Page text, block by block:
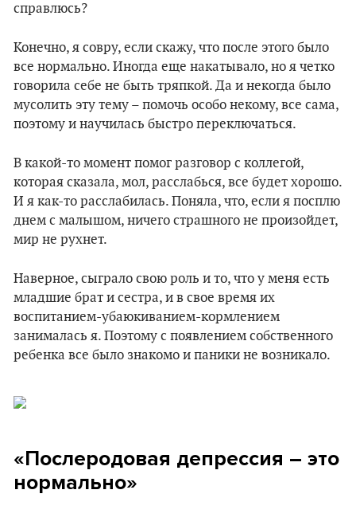
справлюсь?
Конечно, я совру, если скажу, что после этого было
все нормально. Иногда еще накатывало, но я четко
говорила себе не быть тряпкой. Да и некогда было
мусолить эту тему – помочь особо некому, все сама,
поэтому и научилась быстро переключаться.
В какой-то момент помог разговор с коллегой,
которая сказала, мол, расслабься, все будет хорошо.
И я как-то расслабилась. Поняла, что, если я посплю
днем с малышом, ничего страшного не произойдет,
мир не рухнет.
Наверное, сыграло свою роль и то, что у меня есть
младшие брат и сестра, и в свое время их
воспитанием-убаюкиванием-кормлением
занималась я. Поэтому с появлением собственного
ребенка все было знакомо и паники не возникало.
«Послеродовая депрессия – это
нормально»